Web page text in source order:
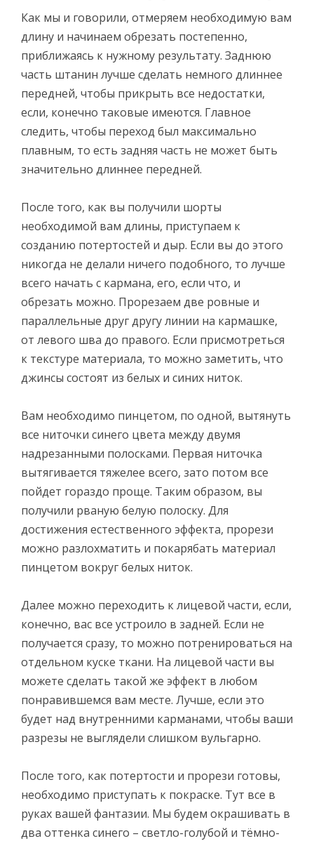
Как мы и говорили, отмеряем необходимую вам
длину и начинаем обрезать постепенно,
приближаясь к нужному результату. Заднюю
часть штанин лучше сделать немного длиннее
передней, чтобы прикрыть все недостатки,
если, конечно таковые имеются. Главное
следить, чтобы переход был максимально
плавным, то есть задняя часть не может быть
значительно длиннее передней.
После того, как вы получили шорты
необходимой вам длины, приступаем к
созданию потертостей и дыр. Если вы до этого
никогда не делали ничего подобного, то лучше
всего начать с кармана, его, если что, и
обрезать можно. Прорезаем две ровные и
параллельные друг другу линии на кармашке,
от левого шва до правого. Если присмотреться
к текстуре материала, то можно заметить, что
джинсы состоят из белых и синих ниток.
Вам необходимо пинцетом, по одной, вытянуть
все ниточки синего цвета между двумя
надрезанными полосками. Первая ниточка
вытягивается тяжелее всего, зато потом все
пойдет гораздо проще. Таким образом, вы
получили рваную белую полоску. Для
достижения естественного эффекта, прорези
можно разлохматить и покарябать материал
пинцетом вокруг белых ниток.
Далее можно переходить к лицевой части, если,
конечно, вас все устроило в задней. Если не
получается сразу, то можно потренироваться на
отдельном куске ткани. На лицевой части вы
можете сделать такой же эффект в любом
понравившемся вам месте. Лучше, если это
будет над внутренними карманами, чтобы ваши
разрезы не выглядели слишком вульгарно.
После того, как потертости и прорези готовы,
необходимо приступать к покраске. Тут все в
руках вашей фантазии. Мы будем окрашивать в
два оттенка синего – светло-голубой и тёмно-